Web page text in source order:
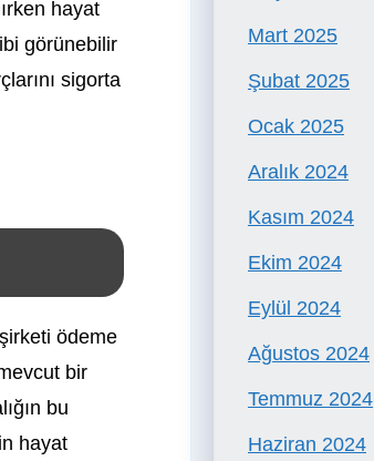
hayat
görünebilir
sigorta
ödeme
bir
bu
hayat
Mart 2025
Şubat 2025
Ocak 2025
Aralık 2024
Kasım 2024
Ekim 2024
Eylül 2024
Ağustos 2024
Temmuz 2024
Haziran 2024